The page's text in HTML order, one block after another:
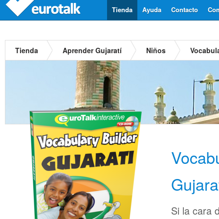
Contacto
Ayuda
Tienda
Tienda Aprender Gujaratí Niños
Si la cara